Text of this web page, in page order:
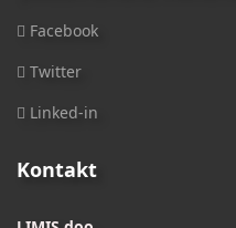
Facebook
Twitter
Linked-in
Kontakt